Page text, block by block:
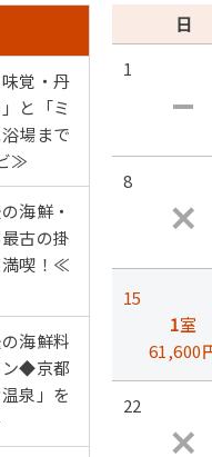
覚・丹
と「ミ
場まで
≫
海鮮・
古の掛
満喫！≪
海鮮料
ン◆京都
泉」を
日
1
8
15
1室
61,600
22